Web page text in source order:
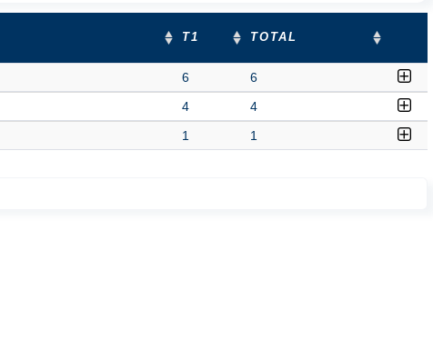
T1 TOTAL
6
6
4
4
1 1